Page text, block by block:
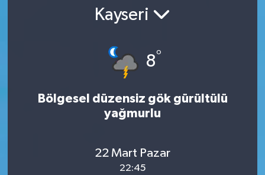
Kayseri
8°
Bölgesel düzensiz gök gürültülü
yağmurlu
22 Mart Pazar
22:45
PROJELER İNGİLİZCE